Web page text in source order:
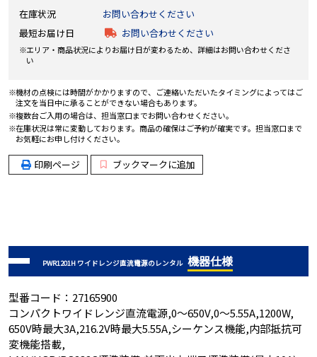
在庫状況
お問い合わせください
最短お届け日
お問い合わせください
エリア・商品状況によりお届け日が変わるため、詳細はお問い合わせくださ
い
機材の点検には時間がかかりますので、ご連絡いただいたタイミングによってはご
注文を当日中に承ることができない場合もあります。
複数台ご入用の場合は、担当窓口までお問い合わせください。
在庫状況は常に変動しております。商品の確保はご予約が確実です。担当窓口まで
お気軽にお申し付けください。
印刷ページ ブックマークに追加
PWR1201H ワイドレンジ直流電源のレンタル 機器仕様
型番コード：27165900
コンパクトワイドレンジ直流電源,0～650V,0～5.55A,1200W,
650V時最大3A,216.2V時最大5.55A,シーケンス機能,内部抵抗可
変機能搭載,